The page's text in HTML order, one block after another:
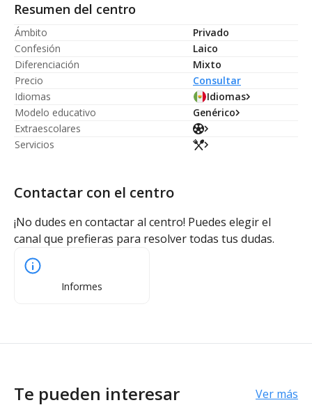
Resumen del centro
Ámbito
Privado
Confesión
Laico
Diferenciación
Mixto
Precio
Consultar
Idiomas
Idiomas
Modelo educativo
Genérico
Extraescolares
Servicios
Contactar con el centro
¡No dudes en contactar al centro! Puedes elegir el
canal que prefieras para resolver todas tus dudas.
Informes
Te pueden interesar Ver más